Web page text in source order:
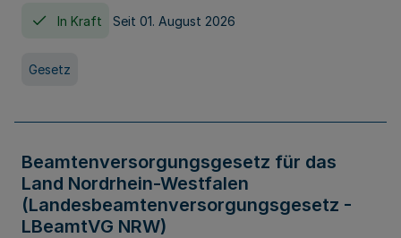
In Kraft Seit 01. August 2026
Gesetz
Beamtenversorgungsgesetz für das
Land Nordrhein-Westfalen
(Landesbeamtenversorgungsgesetz -
LBeamtVG NRW)